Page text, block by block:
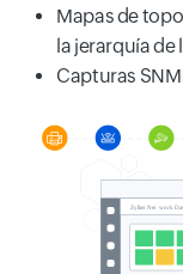
Mapas de
la jerarquía de
Capturas